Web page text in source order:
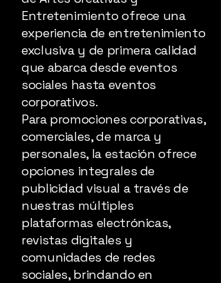
Entretenimiento ofrece una
experiencia de entretenimiento
exclusiva y de primera calidad
que abarca desde eventos
sociales hasta eventos
corporativos.
Para promociones corporativas,
comerciales, de marca y
personales, la estación ofrece
opciones integrales de
publicidad visual a través de
nuestras múltiples
plataformas electrónicas,
revistas digitales y
comunidades de redes
sociales, brindando en